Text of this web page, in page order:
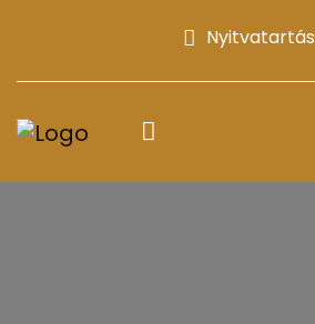
Nyitvatartás